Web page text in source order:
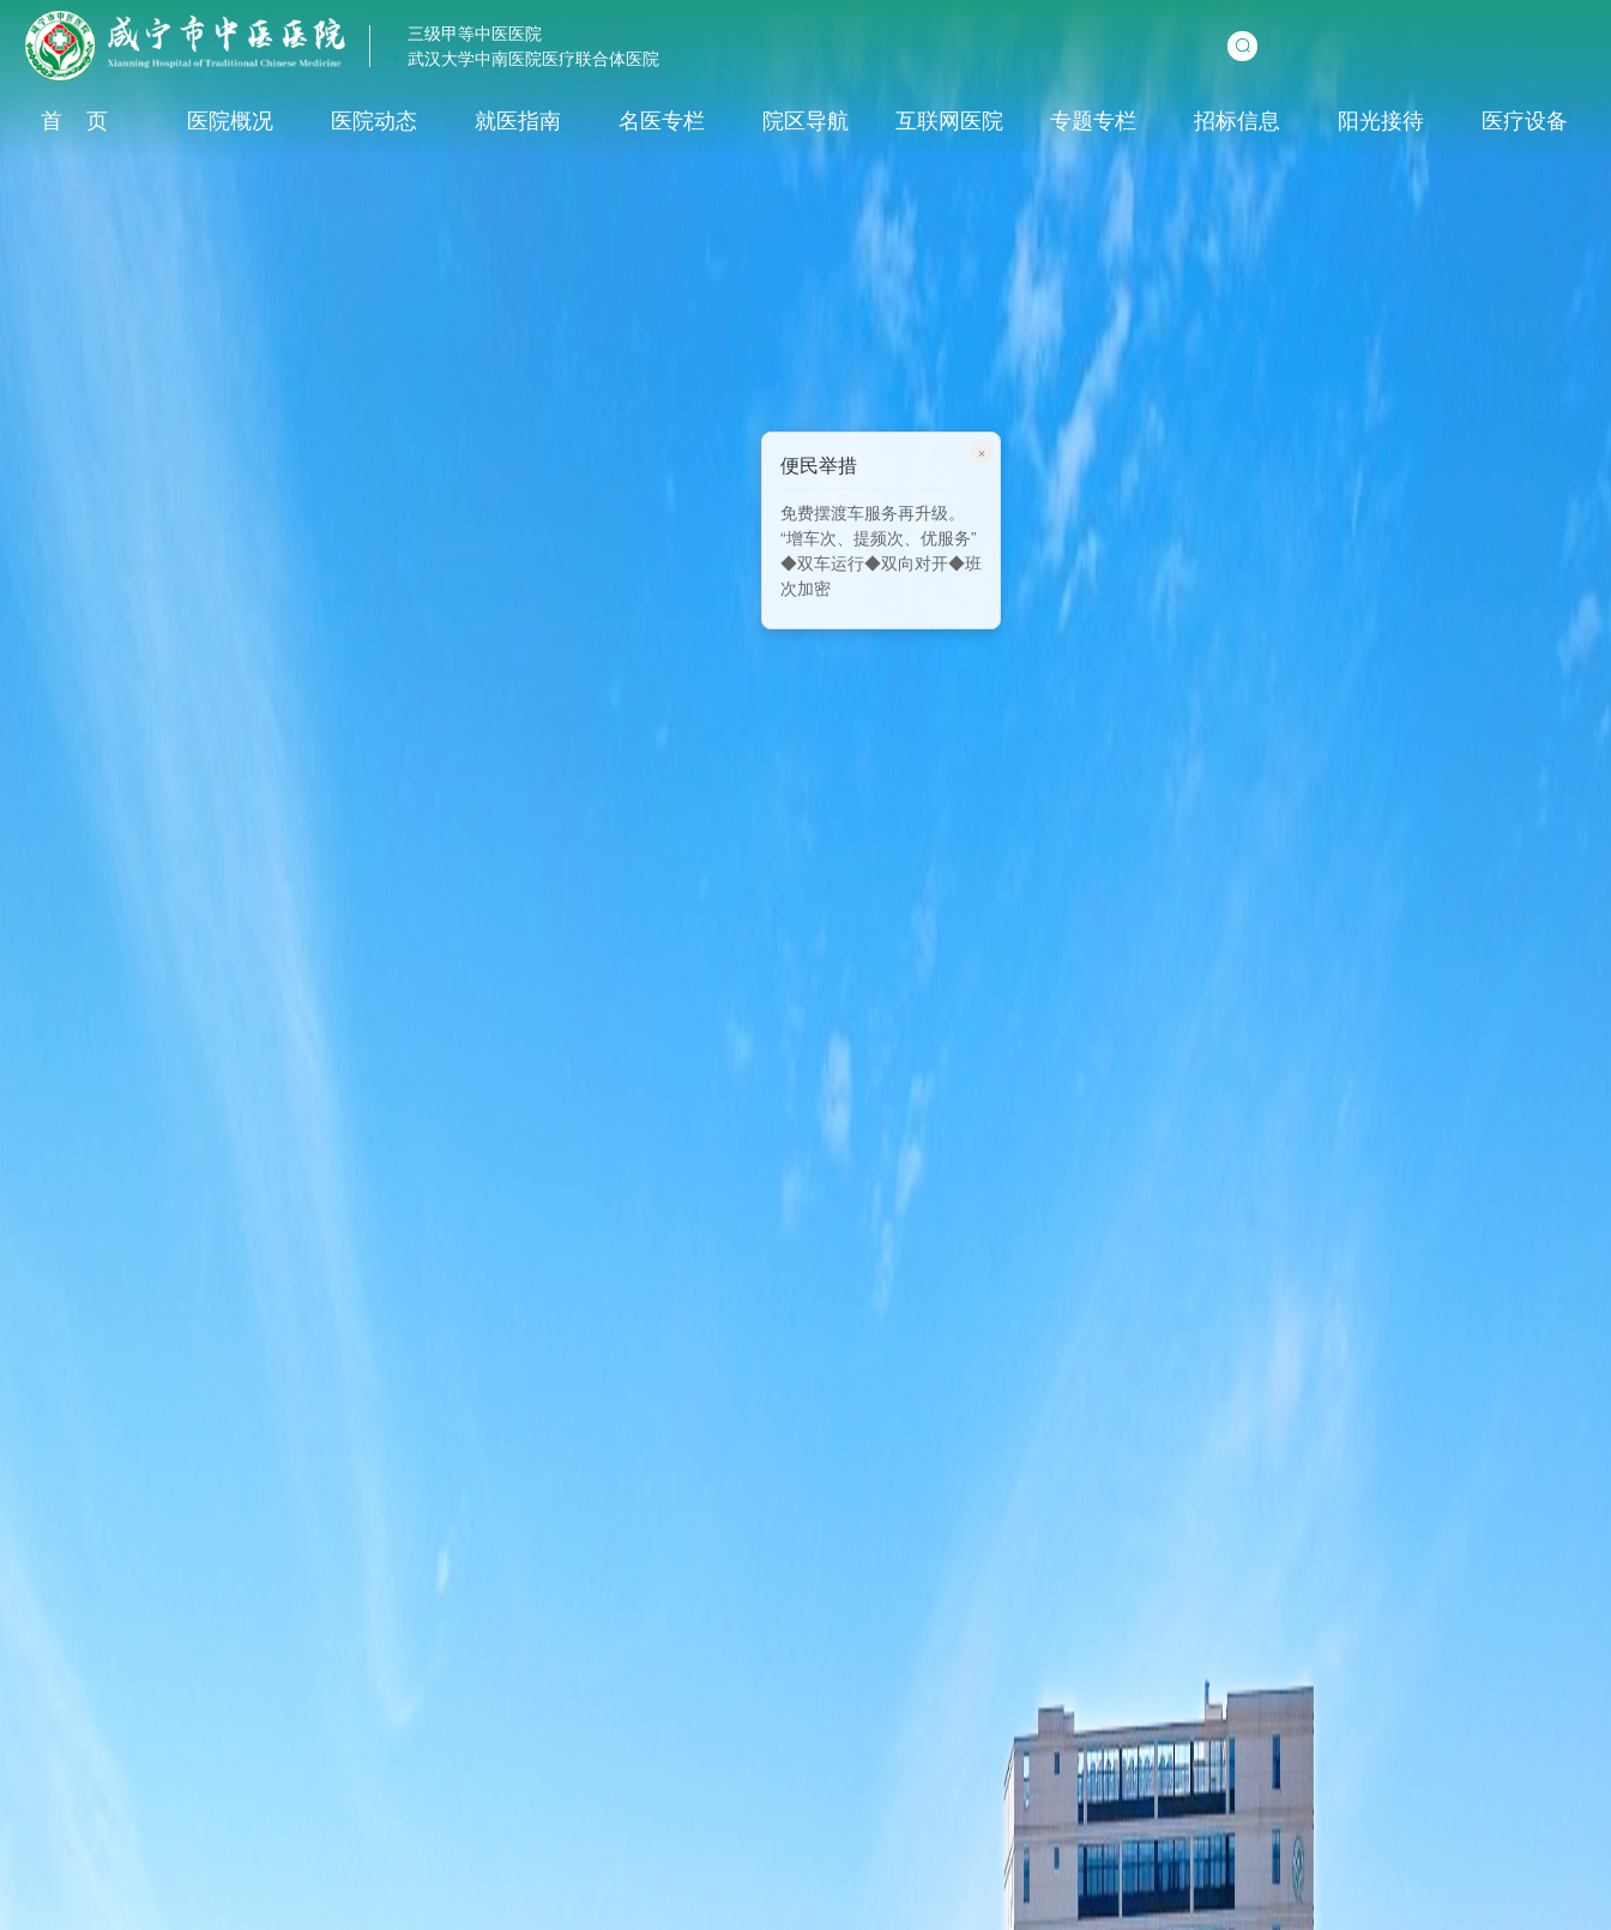
三级甲等中医医院
武汉大学中南医院医疗联合体医院
首页 医院概况 医院动态 就医指南 名医专栏 院区导航 互联网医院 专题专栏 招标信息 阳光接待 医疗设备
便民举措
免费摆渡车服务再升级。
“增车次、提频次、优服务”
◆双车运行◆双向对开◆班
次加密
×